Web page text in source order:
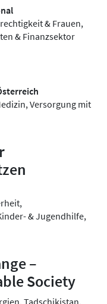
& Frauen,
& Finanzsektor
Versorgung mit
& Jugendhilfe,
–
Society
Tadschikistan,